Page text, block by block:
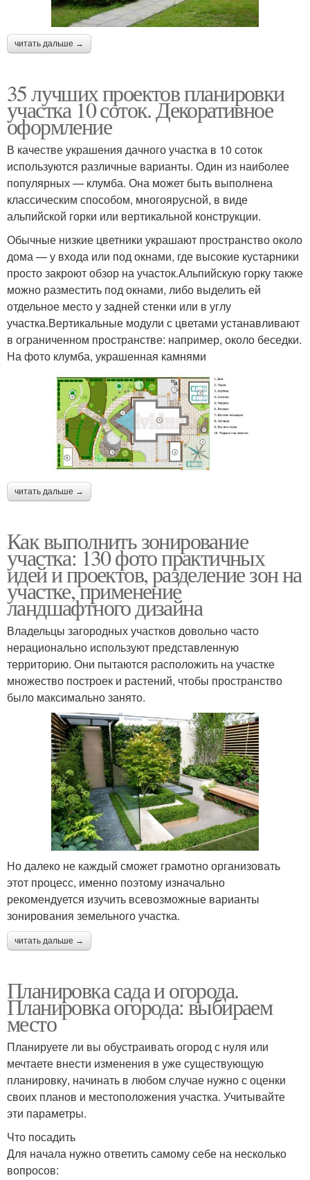
читать дальше →
35 лучших проектов планировки
участка 10 соток. Декоративное
оформление
В качестве украшения дачного участка в 10 соток
используются различные варианты. Один из наиболее
популярных — клумба. Она может быть выполнена
классическим способом, многоярусной, в виде
альпийской горки или вертикальной конструкции.
Обычные низкие цветники украшают пространство около
дома — у входа или под окнами, где высокие кустарники
просто закроют обзор на участок.Альпийскую горку также
можно разместить под окнами, либо выделить ей
отдельное место у задней стенки или в углу
участка.Вертикальные модули с цветами устанавливают
в ограниченном пространстве: например, около беседки.
На фото клумба, украшенная камнями
читать дальше →
Как выполнить зонирование
участка: 130 фото практичных
идей и проектов, разделение зон на
участке, применение
ландшафтного дизайна
Владельцы загородных участков довольно часто
нерационально используют представленную
территорию. Они пытаются расположить на участке
множество построек и растений, чтобы пространство
было максимально занято.
Но далеко не каждый сможет грамотно организовать
этот процесс, именно поэтому изначально
рекомендуется изучить всевозможные варианты
зонирования земельного участка.
читать дальше →
Планировка сада и огорода.
Планировка огорода: выбираем
место
Планируете ли вы обустраивать огород с нуля или
мечтаете внести изменения в уже существующую
планировку, начинать в любом случае нужно с оценки
своих планов и местоположения участка. Учитывайте
эти параметры.
Что посадить
Для начала нужно ответить самому себе на несколько
вопросов: